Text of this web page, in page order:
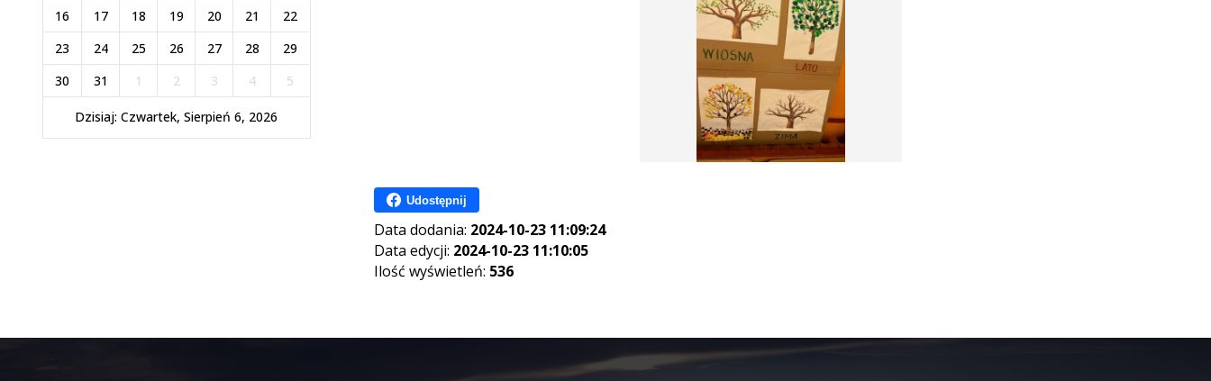
Udostępnij
Data dodania: 2024-10-23 11:09:24
Data edycji: 2024-10-23 11:10:05
Ilość wyświetleń: 536
16
17 18 19 20 21
22
23
24 25 26 27 28
29
30
31 1 2 3 4 5
Dzisiaj: Czwartek, Sierpień 6, 2026